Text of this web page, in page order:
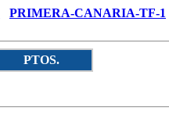
PRIMERA-CANARIA-TF-1
PTOS.